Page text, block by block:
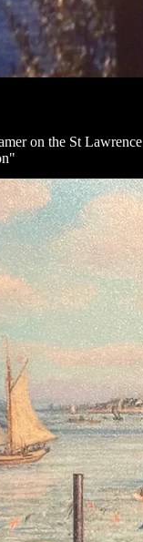
on the St Lawrence